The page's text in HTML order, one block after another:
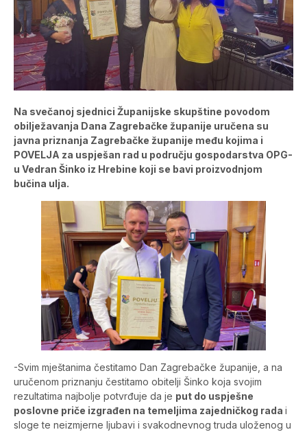
Na svečanoj sjednici Županijske skupštine povodom
obilježavanja Dana Zagrebačke županije uručena su
javna priznanja Zagrebačke županije među kojima i
POVELJA za uspješan rad u području gospodarstva OPG-
u Vedran Šinko iz Hrebine koji se bavi proizvodnjom
bučina ulja.
-Svim mještanima čestitamo Dan Zagrebačke županije, a na
uručenom priznanju čestitamo obitelji Šinko koja svojim
rezultatima najbolje potvrđuje da je put do uspješne
poslovne priče izgrađen na temeljima zajedničkog rada i
sloge te neizmjerne ljubavi i svakodnevnog truda uloženog u